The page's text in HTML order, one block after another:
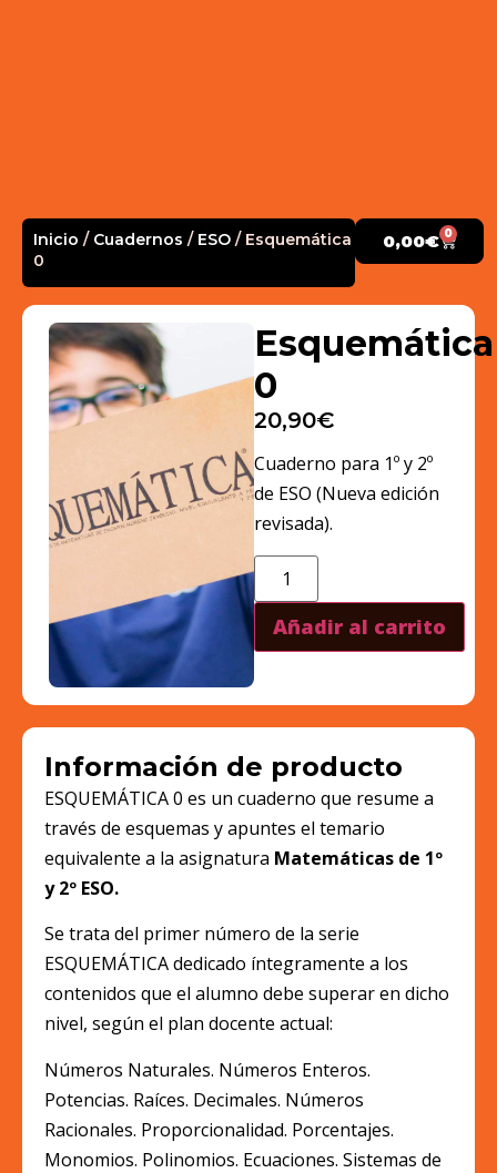
Inicio / Cuadernos / ESO / Esquemática
0
0,00€ 0
Esquemática
0
20,90€
Cuaderno para 1º y 2º
de ESO (Nueva edición
revisada).
Añadir al carrito
Información de producto
ESQUEMÁTICA 0 es un cuaderno que resume a
través de esquemas y apuntes el temario
equivalente a la asignatura Matemáticas de 1º
y 2º ESO.
Se trata del primer número de la serie
ESQUEMÁTICA dedicado íntegramente a los
contenidos que el alumno debe superar en dicho
nivel, según el plan docente actual:
Números Naturales. Números Enteros.
Potencias. Raíces. Decimales. Números
Racionales. Proporcionalidad. Porcentajes.
Monomios. Polinomios. Ecuaciones. Sistemas de